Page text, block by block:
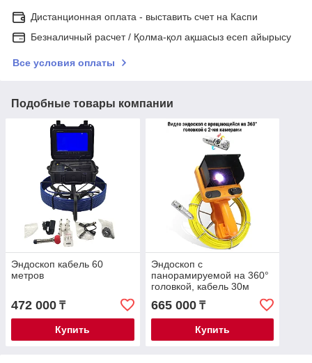
Дистанционная оплата - выставить счет на Каспи
Безналичный расчет / Қолма-қол ақшасыз есеп айырысу
Все условия оплаты
Подобные товары компании
Эндоскоп кабель 60
метров
472 000 ₸
Купить
Эндоскоп с
панорамируемой на 360°
головкой, кабель 30м
665 000₸
Купить